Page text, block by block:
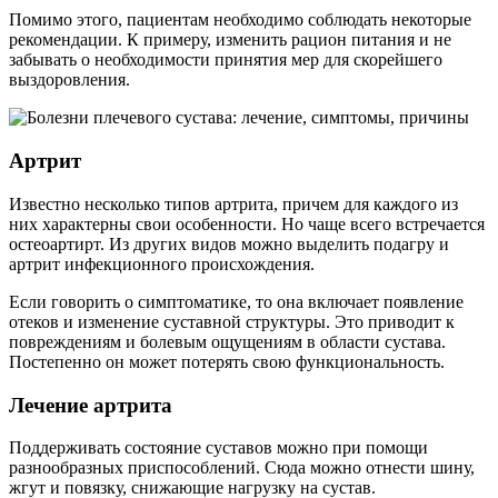
Помимо этого, пациентам необходимо соблюдать некоторые
рекомендации. К примеру, изменить рацион питания и не
забывать о необходимости принятия мер для скорейшего
выздоровления.
Артрит
Известно несколько типов артрита, причем для каждого из
них характерны свои особенности. Но чаще всего встречается
остеоартирт. Из других видов можно выделить подагру и
артрит инфекционного происхождения.
Если говорить о симптоматике, то она включает появление
отеков и изменение суставной структуры. Это приводит к
повреждениям и болевым ощущениям в области сустава.
Постепенно он может потерять свою функциональность.
Лечение артрита
Поддерживать состояние суставов можно при помощи
разнообразных приспособлений. Сюда можно отнести шину,
жгут и повязку, снижающие нагрузку на сустав.